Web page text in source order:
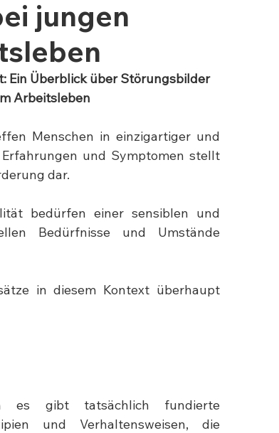
jungen
Ein Überblick über Störungsbilder
Arbeitsleben
Menschen in einzigartiger und
und Symptomen stellt
dar.
bedürfen einer sensiblen und
Bedürfnisse und Umstände
in diesem Kontext überhaupt
es gibt tatsächlich fundierte
und Verhaltensweisen, die